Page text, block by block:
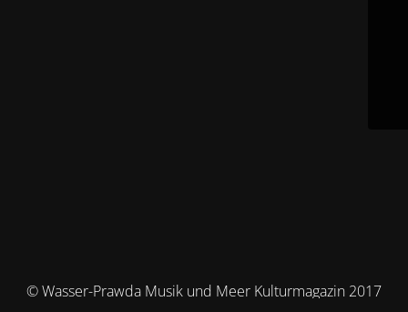
© Wasser-Prawda Musik und Meer Kulturmagazin 2017